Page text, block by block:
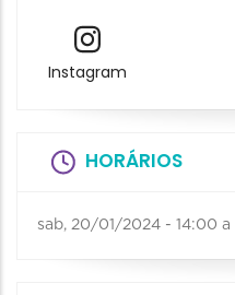
Instagram
HORÁRIOS
sab, 20/01/2024 - 14:00 a